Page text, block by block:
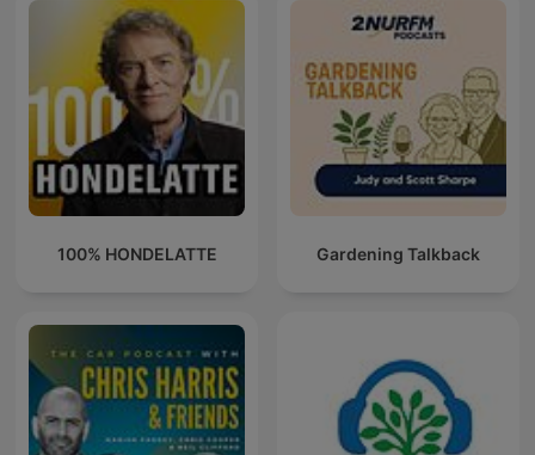
100% HONDELATTE Gardening Talkback